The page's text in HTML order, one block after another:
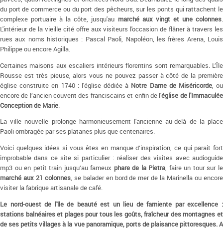
du port de commerce ou du port des pêcheurs, sur les ponts qui rattachent le
complexe portuaire à la côte, jusqu'au marché aux vingt et une colonnes.
L'intérieur de la vieille cité offre aux visiteurs l'occasion de flâner à travers les
rues aux noms historiques : Pascal Paoli, Napoléon, les frères Arena, Louis
Philippe ou encore Agilla.
Certaines maisons aux escaliers intérieurs florentins sont remarquables. L’Île
Rousse est très pieuse, alors vous ne pouvez passer à côté de la première
église construite en 1740 : l'église dédiée à Notre Dame de Miséricorde, ou
encore de l’ancien couvent des franciscains et enfin de l'église de l'Immaculée
Conception de Marie.
La ville nouvelle prolonge harmonieusement l'ancienne au-delà de la place
Paoli ombragée par ses platanes plus que centenaires.
Voici quelques idées si vous êtes en manque d’inspiration, ce qui parait fort
improbable dans ce site si particulier : réaliser des visites avec audioguide
mp3 ou en petit train jusqu’au fameux phare de la Pietra, faire un tour sur le
marché aux 21 colonnes, se balader en bord de mer de la Marinella ou encore
visiter la fabrique artisanale de café.
Le nord-ouest de l'île de beauté est un lieu de farniente par excellence :
stations balnéaires et plages pour tous les goûts, fraîcheur des montagnes et
de ses petits villages à la vue panoramique, ports de plaisance pittoresques. A